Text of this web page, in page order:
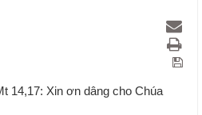
14,17: Xin ơn dâng cho Chúa